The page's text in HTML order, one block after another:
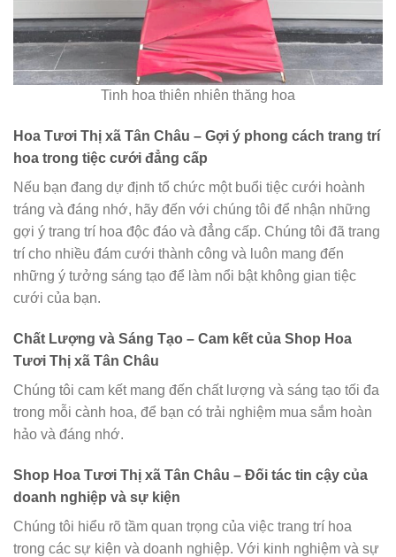
Tinh hoa thiên nhiên thăng hoa
Hoa Tươi Thị xã Tân Châu – Gợi ý phong cách trang trí
hoa trong tiệc cưới đẳng cấp
Nếu bạn đang dự định tổ chức một buổi tiệc cưới hoành
tráng và đáng nhớ, hãy đến với chúng tôi để nhận những
gợi ý trang trí hoa độc đáo và đẳng cấp. Chúng tôi đã trang
trí cho nhiều đám cưới thành công và luôn mang đến
những ý tưởng sáng tạo để làm nổi bật không gian tiệc
cưới của bạn.
Chất Lượng và Sáng Tạo – Cam kết của Shop Hoa
Tươi Thị xã Tân Châu
Chúng tôi cam kết mang đến chất lượng và sáng tạo tối đa
trong mỗi cành hoa, để bạn có trải nghiệm mua sắm hoàn
hảo và đáng nhớ.
Shop Hoa Tươi Thị xã Tân Châu – Đối tác tin cậy của
doanh nghiệp và sự kiện
Chúng tôi hiểu rõ tầm quan trọng của việc trang trí hoa
trong các sự kiện và doanh nghiệp. Với kinh nghiệm và sự